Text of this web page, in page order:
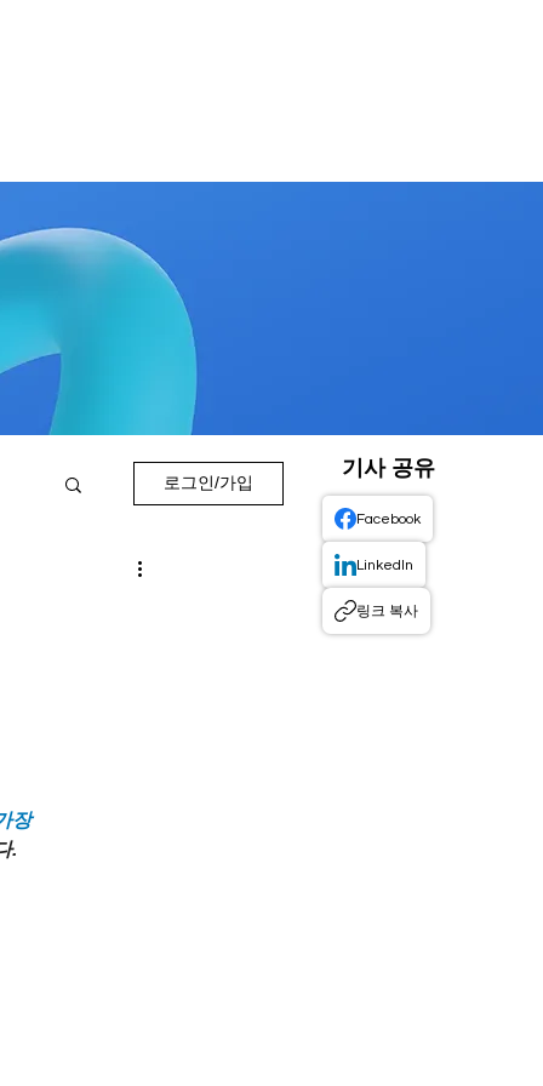
로그인/가입
장
.
Facebook
LinkedIn
링크 복사
기사 공유